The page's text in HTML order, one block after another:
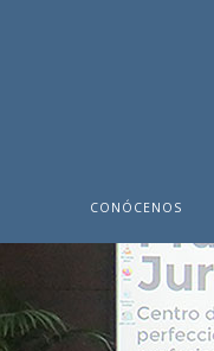
CONÓCENOS